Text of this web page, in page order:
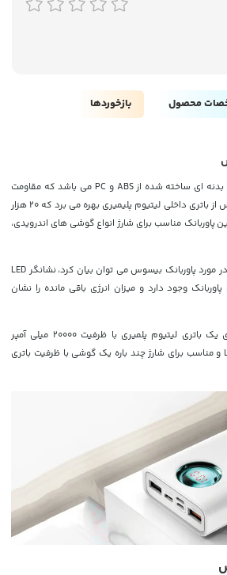
محصول بازخوردها
پاور بانک سریع بیسوس دارای بدنه ای ساخته شده از ABS و PC می باشد که مقاومت
مناسبی دارند. پاور بانک بیسوس از باتری داخلی لیتیوم پلیمیری بهره می برد که 20 هزار
پاوربانک مناسب برای شارژ انواع گوشی های اندرویدی،
یکی از اولین ویژگی هایی که در مورد پاوربانک بیسوس می توان بیان کرد، نشانگر LED
وجود دارد و میزان انرژی باقی مانده را نشان
سریع بیسوس دارای یک باتری لیتیوم پلمیری با ظرفیت 20000 میلی آمپر
مناسب برای شارژ چند باره یک گوشی با ظرفیت باتری